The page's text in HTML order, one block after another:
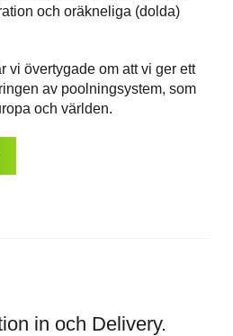
och oräkneliga (dolda)
vi övertygade om att vi ger ett
av poolningsystem, som
och världen.
in och Delivery.